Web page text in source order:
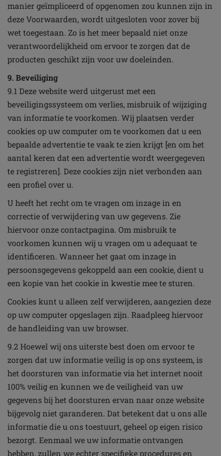
manier geïmpliceerd of opgenomen zou kunnen zijn in
deze Voorwaarden, wordt uitgesloten voor zover bij
wet toegestaan. Zo is het meer bepaald niet onze
verantwoordelijkheid om ervoor te zorgen dat de
producten geschikt zijn voor uw doeleinden.
9. Beveiliging
9.1 Deze website werd uitgerust met een
beveiligingssysteem om verlies, misbruik of wijziging
van informatie te voorkomen. Wij plaatsen verder
cookies op uw computer om te voorkomen dat u een
bepaalde advertentie te vaak te zien krijgt [en om het
aantal keren dat een advertentie wordt weergegeven
te registreren]. Deze cookies zijn niet verbonden aan
een profiel over u.
U heeft het recht om te vragen om inzage in en
correctie of verwijdering van uw gegevens. Zie
hiervoor onze contactpagina. Om misbruik te
voorkomen kunnen wij u vragen om u adequaat te
identificeren. Wanneer het gaat om inzage in
persoonsgegevens gekoppeld aan een cookie, dient u
een kopie van het cookie in kwestie mee te sturen.
Cookies kunt u alleen zelf verwijderen, aangezien deze
op uw computer opgeslagen zijn. Raadpleeg hiervoor
de handleiding van uw browser.
9.2 Hoewel wij ons uiterste best doen om ervoor te
zorgen dat uw informatie veilig is op ons systeem, is
het doorsturen van informatie via het internet nooit
100% veilig en kunnen we de veiligheid van uw
gegevens bij het doorsturen ervan naar onze website
bijgevolg niet garanderen. Dat betekent dat u ons alle
informatie die u ons toestuurt, geheel op eigen risico
bezorgt. Eenmaal we uw informatie ontvangen
hebben, zullen we echter specifieke procedures en